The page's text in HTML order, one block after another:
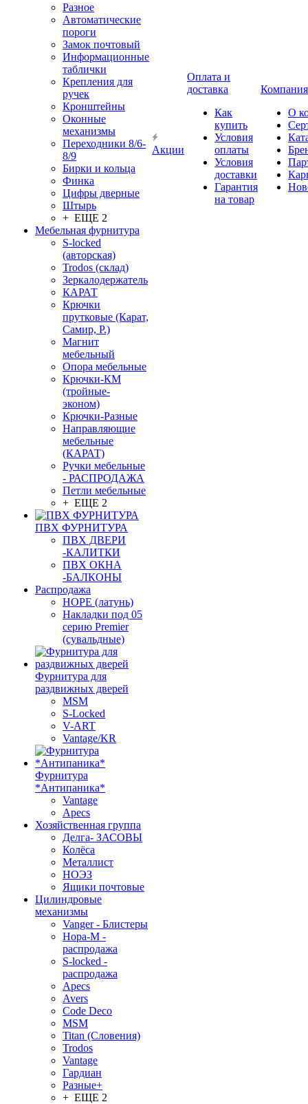
Разное
Автоматические
пороги
Замок почтовый
Информационные
таблички
Крепления для
ручек
Кронштейны
Оконные
механизмы
Переходники 8/6-
8/9
Бирки и кольца
Финка
Цифры дверные
Штырь
+ ЕЩЕ 2
Мебельная фурнитура
S-locked
(авторская)
Trodos (склад)
Зеркалодержатель
КАРАТ
Крючки
прутковые (Карат,
Самир, Р.)
Магнит
мебельный
Опора мебельные
Крючки-КМ
(тройные-
эконом)
Крючки-Разные
Направляющие
мебельные
(КАРАТ)
Ручки мебельные
- РАСПРОДАЖА
Петли мебельные
+ ЕЩЕ 2
ПВХ ФУРНИТУРА
ПВХ ДВЕРИ
-КАЛИТКИ
ПВХ ОКНА
-БАЛКОНЫ
Распродажа
HOPE (латунь)
Накладки под 05
серию Premier
(сувальдные)
Фурнитура для
раздвижных дверей
MSM
S-Locked
V-ART
Vantage/KR
Фурнитура
*Антипаника*
Vantage
Apecs
Хозяйственная группа
Делга- ЗАСОВЫ
Колёса
Металлист
НОЭЗ
Ящики почтовые
Цилиндровые
механизмы
Vanger - Блистеры
Нора-М -
распродажа
S-locked -
распродажа
Apecs
Avers
Code Deco
MSM
Titan (Словения)
Trodos
Vantage
Гардиан
Разные+
+ ЕЩЕ 2
Акции
Оплата и
доставка
Как
купить
Условия
оплаты
Условия
доставки
Гарантия
на товар
Компания
О